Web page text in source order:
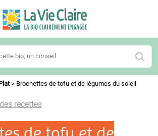
> Brochettes de tofu et de légumes du soleil
recettes